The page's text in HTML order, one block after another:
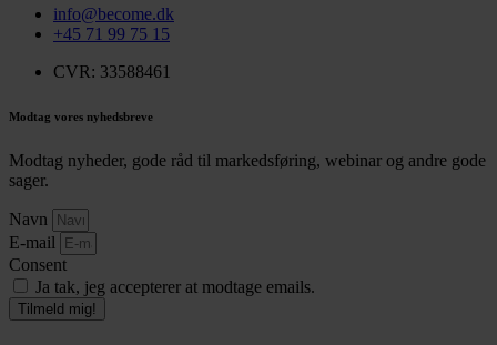
info@become.dk
+45 71 99 75 15
CVR: 33588461
Modtag vores nyhedsbreve
Modtag nyheder, gode råd til markedsføring, webinar og andre gode
sager.
Navn
E-mail
Consent
Ja tak, jeg accepterer at modtage emails.
Tilmeld mig!